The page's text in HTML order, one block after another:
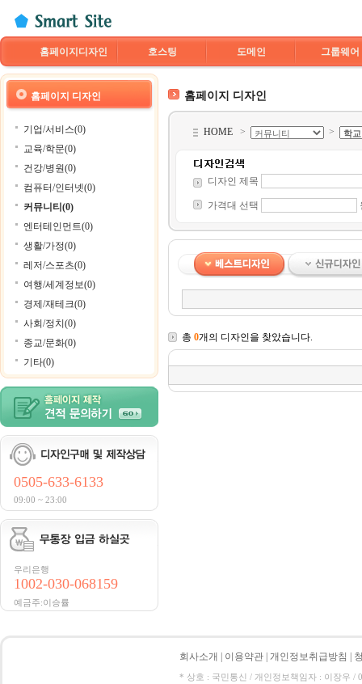
홈페이지디자인 호스팅 도메인 그룹웨어
홈페이지 디자인
기업/서비스(0)
교육/학문(0)
건강/병원(0)
컴퓨터/인터넷(0)
커뮤니티(0)
엔터테인먼트(0)
생활/가정(0)
레저/스포츠(0)
여행/세계정보(0)
경제/재테크(0)
사회/정치(0)
종교/문화(0)
기타(0)
0505-633-6133
09:00 ~ 23:00
우리은행
1002-030-068159
예금주:이승률
홈페이지 디자인
HOME > >
디자인 제목
가격대 선택
총 0개의 디자인을 찾았습니다.
회사소개 이용약관 개인정보취급방침
* 상호 : 국민통신 / 개인정보책임자 : 이장우 /